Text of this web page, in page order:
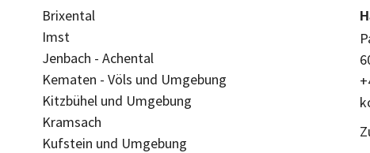
Brixental
Imst
Jenbach - Achental
Kematen - Völs und Umgebung
Kitzbühel und Umgebung
Kramsach
Kufstein und Umgebung